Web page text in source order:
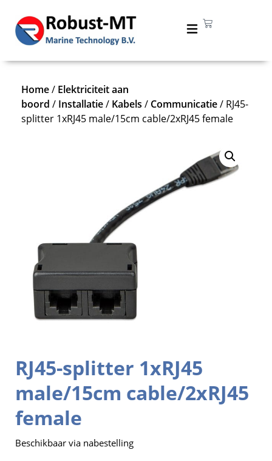
RJ45-splitter 1xRJ45
male/15cm cable/2xRJ45
female
Beschikbaar via nabestelling
Home/ Elektriciteit aan
boord / Installatie/ Kabels / Communicatie/ RJ45-
splitter 1xRJ45 male/15cm cable/2xRJ45 female